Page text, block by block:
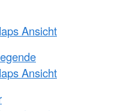
Ansicht
Ansicht